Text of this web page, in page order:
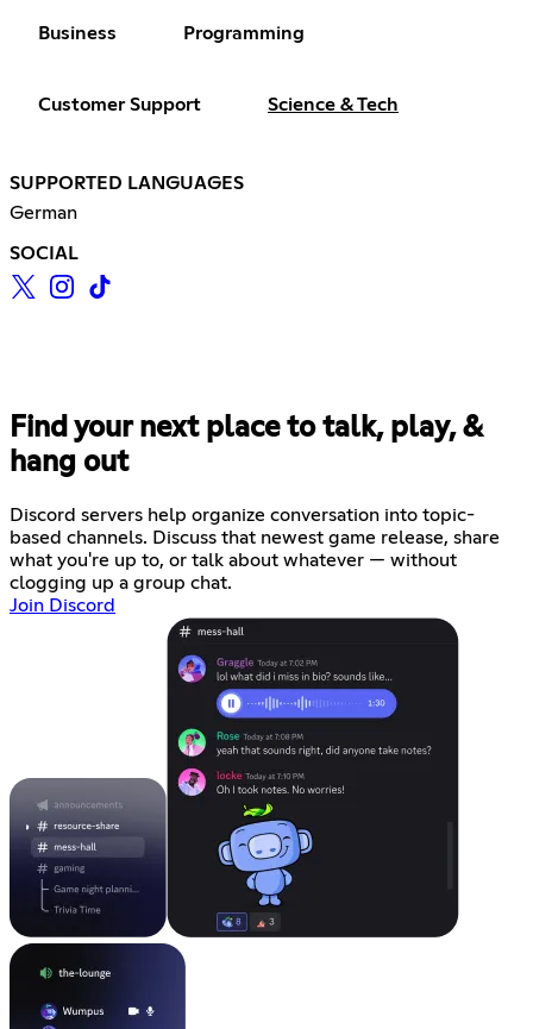
Business Programming
Customer Support Science & Tech
SUPPORTED LANGUAGES
German
SOCIAL
Find your next place to talk, play, &
hang out
Discord servers help organize conversation into topic-
based channels. Discuss that newest game release, share
what you're up to, or talk about whatever — without
clogging up a group chat.
Join Discord